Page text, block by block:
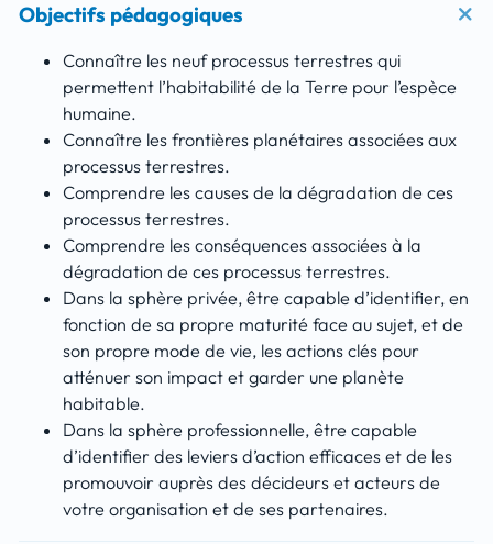
Objectifs pédagogiques
Connaître les neuf processus terrestres qui
permettent l’habitabilité de la Terre pour l’espèce
humaine.
Connaître les frontières planétaires associées aux
processus terrestres.
Comprendre les causes de la dégradation de ces
processus terrestres.
Comprendre les conséquences associées à la
dégradation de ces processus terrestres.
Dans la sphère privée, être capable d’identifier, en
fonction de sa propre maturité face au sujet, et de
son propre mode de vie, les actions clés pour
atténuer son impact et garder une planète
habitable.
Dans la sphère professionnelle, être capable
d’identifier des leviers d’action efficaces et de les
promouvoir auprès des décideurs et acteurs de
votre organisation et de ses partenaires.